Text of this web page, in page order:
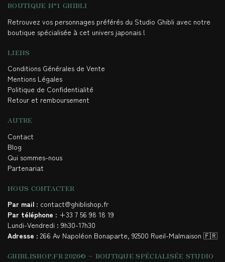
BOUTIQUE N°1 GHIBLI
Retrouvez vos personnages préférés du Studio Ghibli avec notre
boutique spécialisée à cet univers japonais !
LIENS
Conditions Générales de Vente
Mentions Légales
Politique de Confidentialité
Retour et remboursement
AUTRE
Contact
Blog
Qui sommes-nous
Partenariat
NOUS CONTACTER
Par mail : contact@ghiblishop.fr
Par téléphone : +33 7 56 98 18 19
Lundi-Vendredi : 9h30-17h30
Adresse : 266 Av Napoléon Bonaparte, 92500 Rueil-Malmaison 🇫🇷
GHIBLISHOP.FR 2026© – BOUTIQUE SPÉCIALISÉE STUDIO